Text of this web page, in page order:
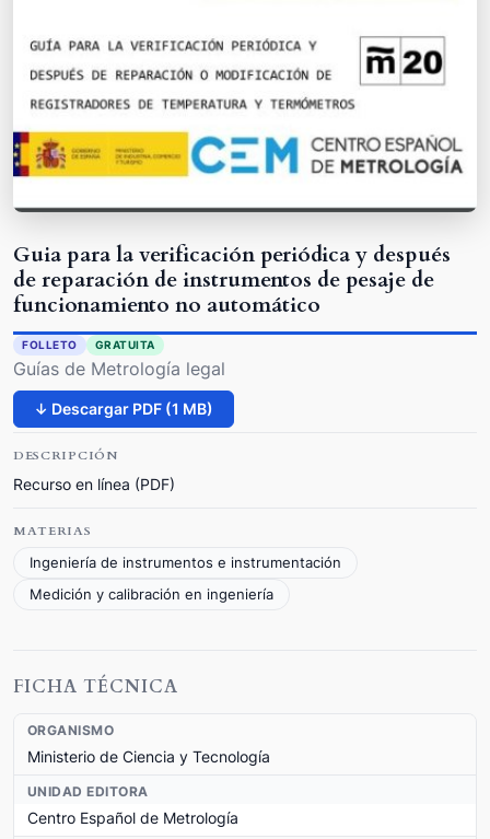
Guia para la verificación periódica y después
de reparación de instrumentos de pesaje de
funcionamiento no automático
FOLLETO GRATUITA
Guías de Metrología legal
↓ Descargar PDF (1 MB)
DESCRIPCIÓN
Recurso en línea (PDF)
MATERIAS
Ingeniería de instrumentos e instrumentación
Medición y calibración en ingeniería
FICHA TÉCNICA
ORGANISMO
Ministerio de Ciencia y Tecnología
UNIDAD EDITORA
Centro Español de Metrología